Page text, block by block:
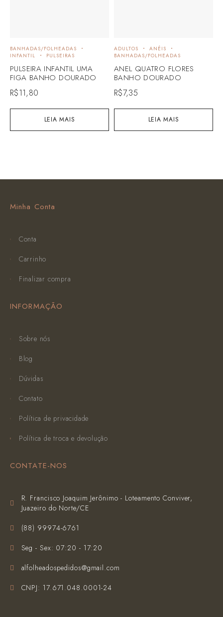
LEIA MAIS
BANHADAS/FOLHEADAS
INFANTIL
PULSEIRAS
PULSEIRA INFANTIL UMA
FIGA BANHO DOURADO
R$11,80
LEIA MAIS
ADULTOS
ANÉIS
BANHADAS/FOLHEADAS
ANEL QUATRO FLORES
BANHO DOURADO
R$7,35
Minha Conta
Conta
Carrinho
Finalizar compra
INFORMAÇÃO
Sobre nós
Blog
Dúvidas
Contato
Política de privacidade
Política de troca e devolução
CONTATE-NOS
R. Francisco Joaquim Jerônimo - Loteamento Conviver,
Juazeiro do Norte/CE
(‪88) 99974-6761‬
Seg - Sex: 07:20 - 17:20
alfolheadospedidos@gmail.com
CNPJ: 17.671.048.0001-24